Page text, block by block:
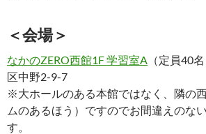
＜会場＞
なかのZERO西館1F 学習室A （定員40
区中野2-9-7
※大ホールのある本館ではなく、隣の
ムのあるほう）ですのでお間違えのな
す。